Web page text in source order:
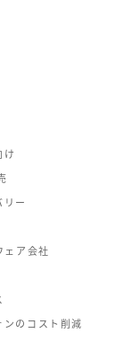
け
ー
ェア会社
ンのコスト削減